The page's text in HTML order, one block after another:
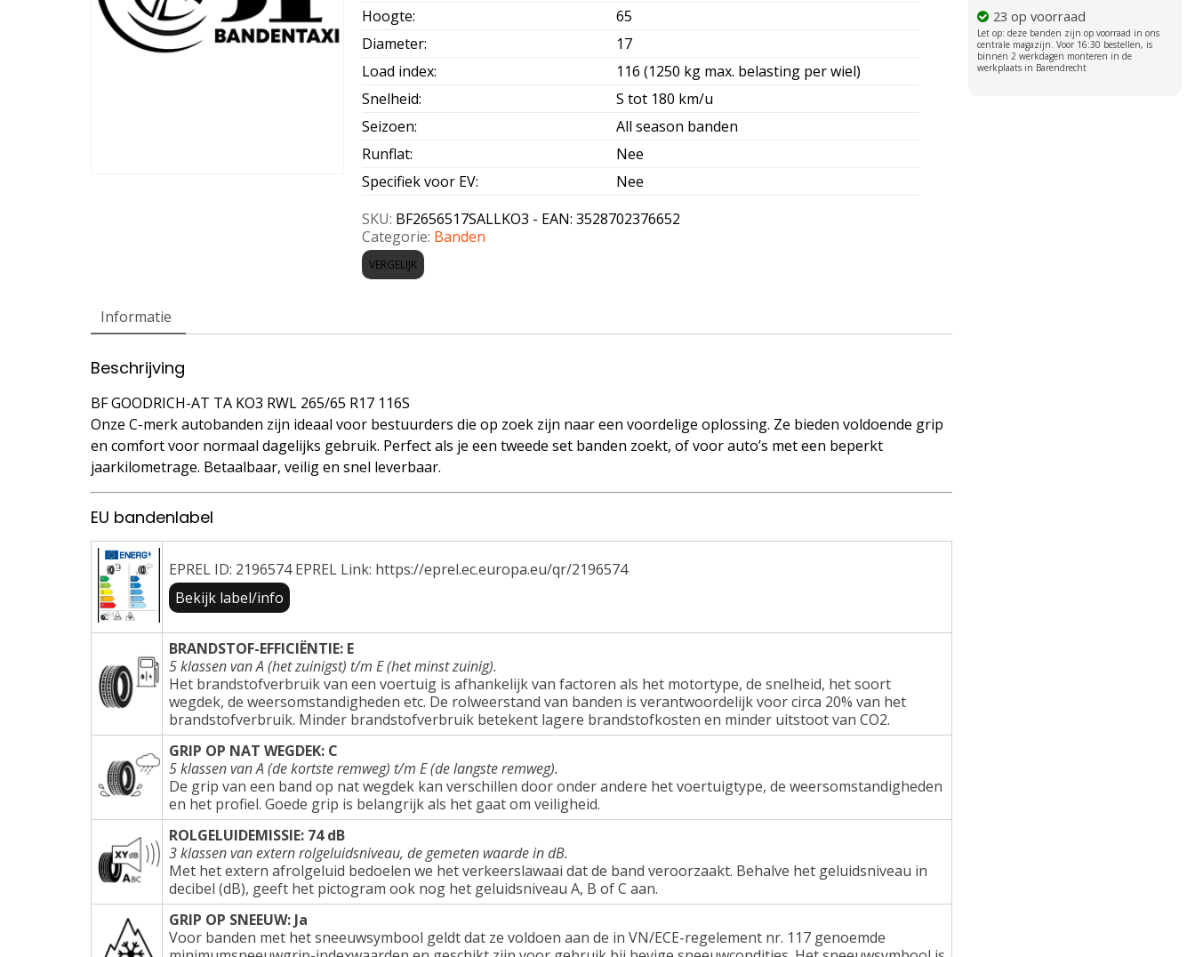
Hoogte:
65
Diameter:
17
Load index:
116 (1250 kg max. belasting per wiel)
Snelheid:
S tot 180 km/u
Seizoen:
All season banden
Runflat:
Nee
Specifiek voor EV:
Nee
SKU: BF2656517SALLKO3 - EAN: 3528702376652
Categorie: Banden
VERGELIJK
23 op voorraad
Informatie
Beschrijving
BF GOODRICH-AT TA KO3 RWL 265/65 R17 116S
Onze C-merk autobanden zijn ideaal voor bestuurders die op zoek zijn naar een voordelige oplossing. Ze bieden voldoende grip
en comfort voor normaal dagelijks gebruik. Perfect als je een tweede set banden zoekt, of voor auto’s met een beperkt
jaarkilometrage. Betaalbaar, veilig en snel leverbaar.
EU bandenlabel
EPREL ID: 2196574 EPREL Link: https://eprel.ec.europa.eu/qr/2196574
Bekijk label/info
BRANDSTOF-EFFICIËNTIE: E
5 klassen van A (het zuinigst) t/m E (het minst zuinig).
Het brandstofverbruik van een voertuig is afhankelijk van factoren als het motortype, de snelheid, het soort
wegdek, de weersomstandigheden etc. De rolweerstand van banden is verantwoordelijk voor circa 20% van het
brandstofverbruik. Minder brandstofverbruik betekent lagere brandstofkosten en minder uitstoot van CO2.
GRIP OP NAT WEGDEK: C
5 klassen van A (de kortste remweg) t/m E (de langste remweg).
De grip van een band op nat wegdek kan verschillen door onder andere het voertuigtype, de weersomstandigheden
en het profiel. Goede grip is belangrijk als het gaat om veiligheid.
ROLGELUIDEMISSIE: 74 dB
3 klassen van extern rolgeluidsniveau, de gemeten waarde in dB.
Met het extern afrolgeluid bedoelen we het verkeerslawaai dat de band veroorzaakt. Behalve het geluidsniveau in
decibel (dB), geeft het pictogram ook nog het geluidsniveau A, B of C aan.
GRIP OP SNEEUW: Ja
Voor banden met het sneeuwsymbool geldt dat ze voldoen aan de in VN/ECE-regelement nr. 117 genoemde